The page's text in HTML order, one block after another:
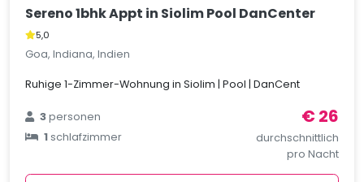
Sereno 1bhk Appt in Siolim Pool DanCenter
5,0
Goa, Indiana, Indien
Ruhige 1-Zimmer-Wohnung in Siolim | Pool | DanCent
3personen
1schlafzimmer
€ 26
durchschnittlich
pro Nacht